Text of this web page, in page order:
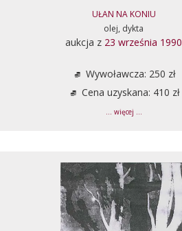
UŁAN NA KONIU
olej, dykta
aukcja z 23 września 1990
Wywoławcza: 250 zł
Cena uzyskana: 410 zł
... więcej ...